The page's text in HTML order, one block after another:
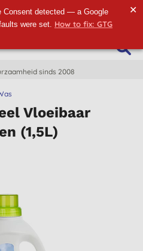
detected — a Google
were set. How to fix: GTG
✕
sinds 2008
Vloeibaar
(1,5L)